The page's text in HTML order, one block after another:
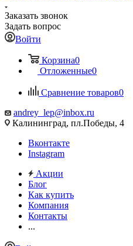
Заказать звонок
Задать вопрос
Войти
Корзина0
Отложенные0
Сравнение товаров0
andrey_lep@inbox.ru
Калининград, пл.Победы, 4
Вконтакте
Instagram
Акции
Блог
Как купить
Компания
Контакты
...